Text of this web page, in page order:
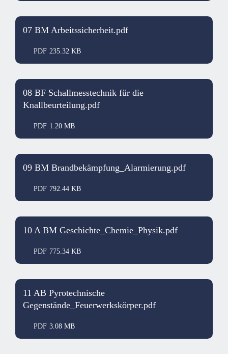
07 BM Arbeitssicherheit.pdf
PDF 235.32 KB
08 BF Schallmesstechnik für die
Knallbeurteilung.pdf
PDF 1.20 MB
09 BM Brandbekämpfung_Alarmierung.pdf
PDF 792.44 KB
10 A BM Geschichte_Chemie_Physik.pdf
PDF 775.34 KB
11 AB Pyrotechnische
Gegenstände_Feuerwerkskörper.pdf
PDF 3.08 MB